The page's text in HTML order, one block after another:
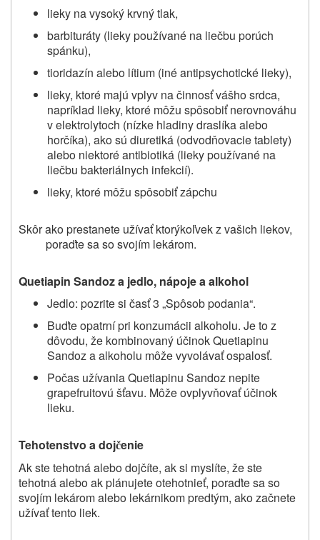
lieky na vysoký krvný tlak,
barbituráty (lieky používané na liečbu porúch
spánku),
tioridazín alebo lítium (iné antipsychotické lieky),
lieky, ktoré majú vplyv na činnosť vášho srdca,
napríklad lieky, ktoré môžu spôsobiť nerovnováhu
v elektrolytoch (nízke hladiny draslíka alebo
horčíka), ako sú diuretiká (odvodňovacie tablety)
alebo niektoré antibiotiká (lieky používané na
liečbu bakteriálnych infekcií).
lieky, ktoré môžu spôsobiť zápchu
Skôr ako prestanete užívať ktorýkoľvek z vašich liekov,
poraďte sa so svojím lekárom.
Quetiapin Sandoz a jedlo, nápoje a alkohol
Jedlo: pozrite si časť 3 „Spôsob podania“.
Buďte opatrní pri konzumácii alkoholu. Je to z
dôvodu, že kombinovaný účinok Quetiapinu
Sandoz a alkoholu môže vyvolávať ospalosť.
Počas užívania Quetiapinu Sandoz nepite
grapefruitovú šťavu. Môže ovplyvňovať účinok
lieku.
Tehotenstvo a dojčenie
Ak ste tehotná alebo dojčíte, ak si myslíte, že ste
tehotná alebo ak plánujete otehotnieť, poraďte sa so
svojím lekárom alebo lekárnikom predtým, ako začnete
užívať tento liek.